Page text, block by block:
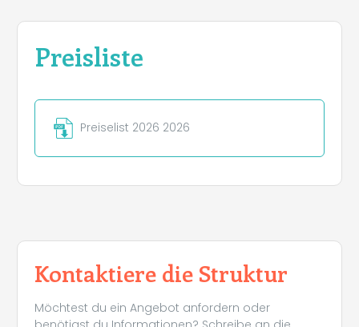
Preisliste
Preiselist 2026 2026
Kontaktiere die Struktur
Möchtest du ein Angebot anfordern oder